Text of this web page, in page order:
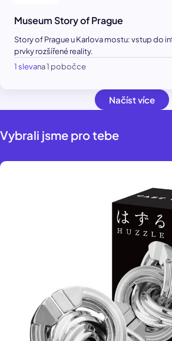
Museum Story of Prague
Story of Prague u Karlova mostu: vstup do
prvky rozšířené reality.
1 slevana 1 pobočce
Načíst více
Vybrali jsme pro tebe